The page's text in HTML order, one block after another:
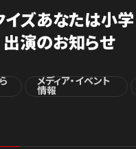
イズあなたは小
出演のお知らせ
メディア・イベント
情報